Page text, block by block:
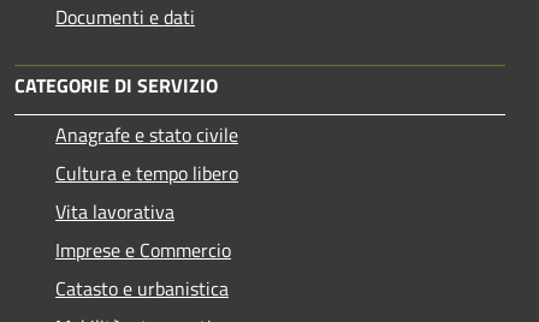
Documenti e dati
CATEGORIE DI SERVIZIO
Anagrafe e stato civile
Cultura e tempo libero
Vita lavorativa
Imprese e Commercio
Catasto e urbanistica